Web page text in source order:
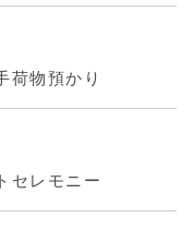
預かり
レモニー